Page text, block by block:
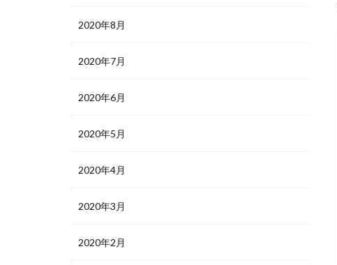
2020年8月
2020年7月
2020年6月
2020年5月
2020年4月
2020年3月
2020年2月